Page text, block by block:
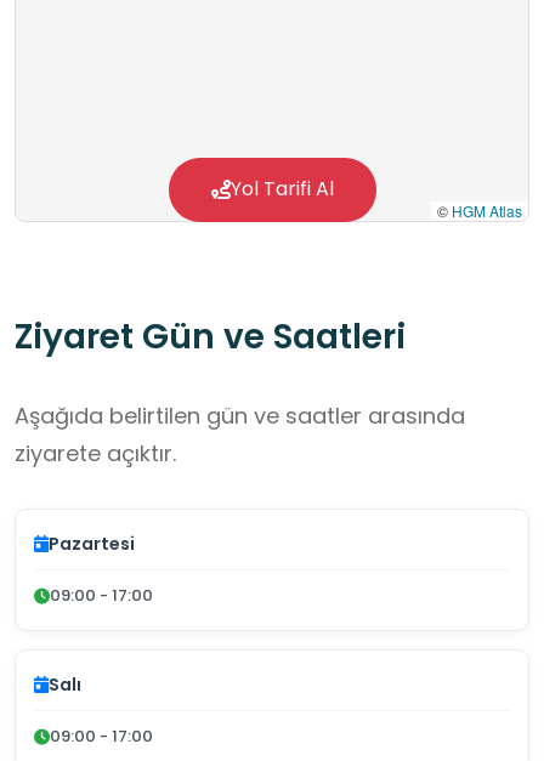
© HGM Atlas
Yol Tarifi Al
Ziyaret Gün ve Saatleri
Aşağıda belirtilen gün ve saatler arasında
ziyarete açıktır.
Pazartesi
09:00 - 17:00
Salı
09:00 - 17:00